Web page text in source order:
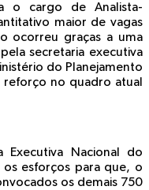
o cargo de Analista-
maior de vagas
ocorreu graças a uma
secretaria executiva
do Planejamento
no quadro atual
Executiva Nacional do
os esforços para que, o
os demais 750